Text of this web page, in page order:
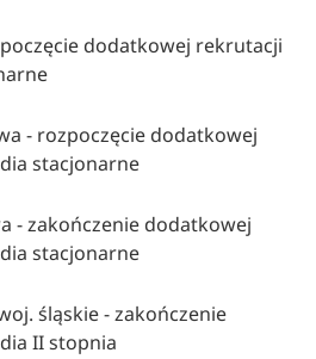
dodatkowej rekrutacji
- rozpoczęcie dodatkowej
stacjonarne
- zakończenie dodatkowej
stacjonarne
śląskie - zakończenie
II stopnia